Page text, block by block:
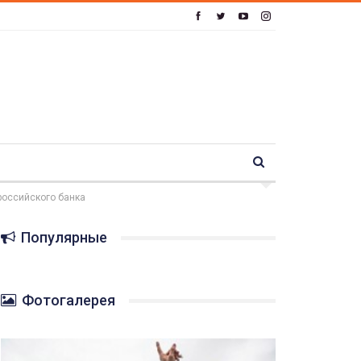
банка
Популярные
Фотогалерея